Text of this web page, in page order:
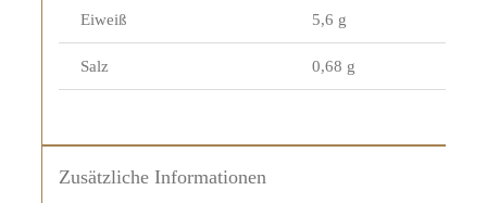
Eiweiß 5,6 g
Salz 0,68 g
Zusätzliche Informationen